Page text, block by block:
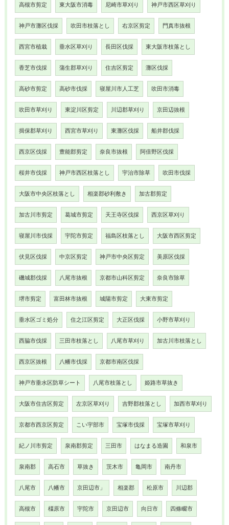
高槻市剪定 東大阪市消毒 尼崎市草刈り 神戸市西区草刈り
神戸市灘区伐採 吹田市枝落とし 右京区剪定 門真市抜根
西宮市植栽 垂水区草刈り 長田区伐採 東大阪市枝落とし
香芝市伐採 蒲生郡草刈り 住吉区剪定 灘区伐採
高砂市剪定 高砂市伐採 寝屋川市人工芝 吹田市消毒
吹田市草刈り 東淀川区剪定 川辺郡草刈り 京田辺抜根
揖保郡草刈り 西宮市草刈り 東灘区伐採 船井郡伐採
西京区伐採 豊能郡剪定 奈良市抜根 阿倍野区伐採
桜井市伐採 神戸市西区枝落とし 宇治市除草 吹田市伐採
大阪市中央区枝落とし 相楽郡砂利敷き 加古郡剪定
加古川市剪定 葛城市剪定 天王寺区伐採 西京区草刈り
寝屋川市伐採 宇陀市剪定 福島区枝落とし 大阪市西区剪定
伏見区伐採 中京区剪定 神戸市中央区剪定 美原区伐採
磯城郡伐採 八尾市抜根 京都市山科区剪定 奈良市除草
堺市剪定 富田林市抜根 城陽市剪定 大東市剪定
垂水区ゴミ処分 住之江区剪定 大正区伐採 小野市草刈り
西脇市伐採 三田市枝落とし 八尾市草刈り 加古川市枝落とし
西京区抜根 八幡市伐採 京都市南区伐採
神戸市垂水区防草シート 八尾市枝落とし 姫路市草抜き
大阪市住吉区剪定 左京区草刈り 吉野郡枝落とし 加西市草刈り
京都市西京区剪定 こい宇部市 宝塚市伐採 宝塚市草刈り
紀ノ川市剪定 泉南郡剪定 三田市 はなまる造園 和泉市
泉南郡 高石市 草抜き 茨木市 亀岡市 南丹市
八尾市 八幡市 京田辺市」 相楽郡 松原市 川辺郡
高槻市 橿原市 宇陀市 京田辺市 向日市 四條畷市